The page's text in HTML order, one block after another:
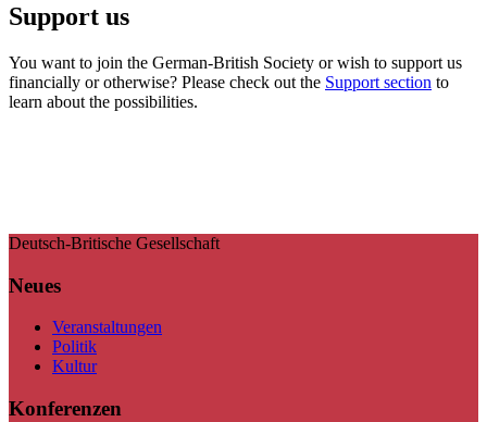
Support us
You want to join the German-British Society or wish to support us
financially or otherwise? Please check out the Support section to
learn about the possibilities.
Deutsch-Britische Gesellschaft
Neues
Veranstaltungen
Politik
Kultur
Konferenzen